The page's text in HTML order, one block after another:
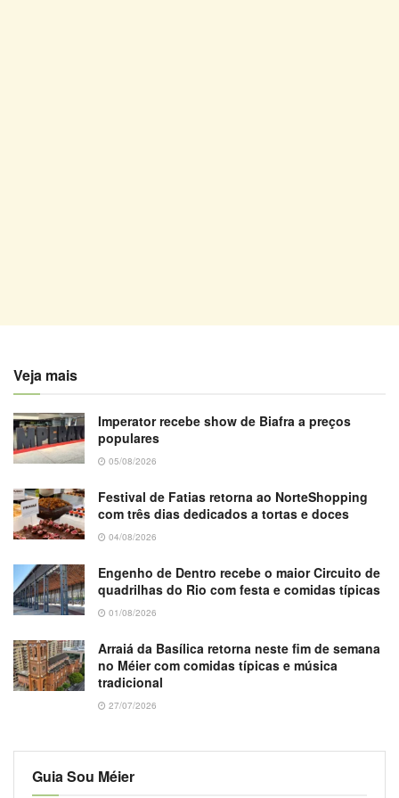
Veja mais
Imperator recebe show de Biafra a preços
populares
05/08/2026
Festival de Fatias retorna ao NorteShopping
com três dias dedicados a tortas e doces
04/08/2026
Engenho de Dentro recebe o maior Circuito de
quadrilhas do Rio com festa e comidas típicas
01/08/2026
Arraiá da Basílica retorna neste fim de semana
no Méier com comidas típicas e música
tradicional
27/07/2026
Guia Sou Méier